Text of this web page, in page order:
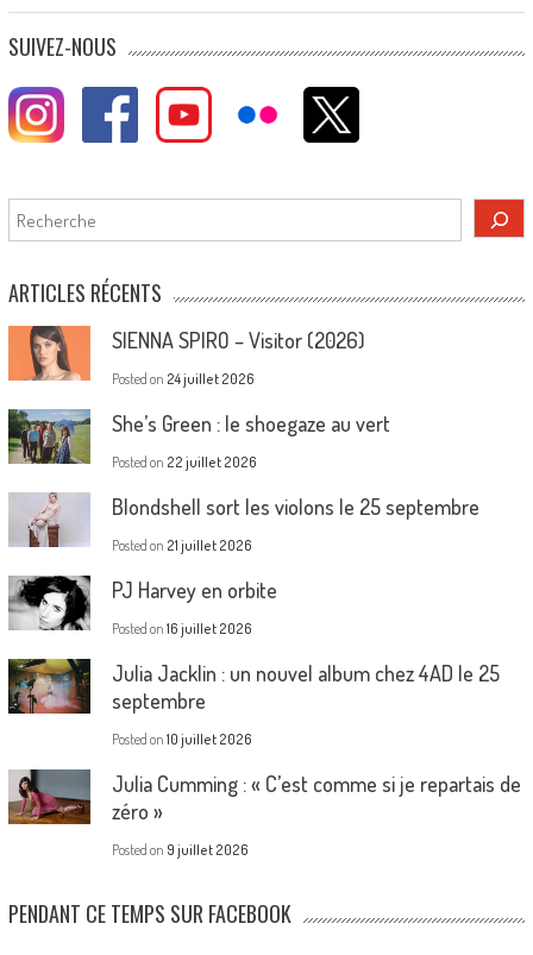
SUIVEZ-NOUS
Rechercher
ARTICLES RÉCENTS
SIENNA SPIRO – Visitor (2026)
Posted on 24 juillet 2026
She’s Green : le shoegaze au vert
Posted on 22 juillet 2026
Blondshell sort les violons le 25 septembre
Posted on 21 juillet 2026
PJ Harvey en orbite
Posted on 16 juillet 2026
Julia Jacklin : un nouvel album chez 4AD le 25
septembre
Posted on 10 juillet 2026
Julia Cumming : « C’est comme si je repartais de
zéro »
Posted on 9 juillet 2026
PENDANT CE TEMPS SUR FACEBOOK